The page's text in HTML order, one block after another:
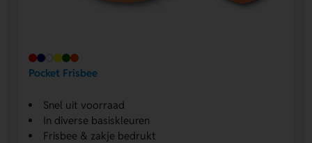
Pocket Frisbee
Snel uit voorraad
In diverse basiskleuren
Frisbee & zakje bedrukt